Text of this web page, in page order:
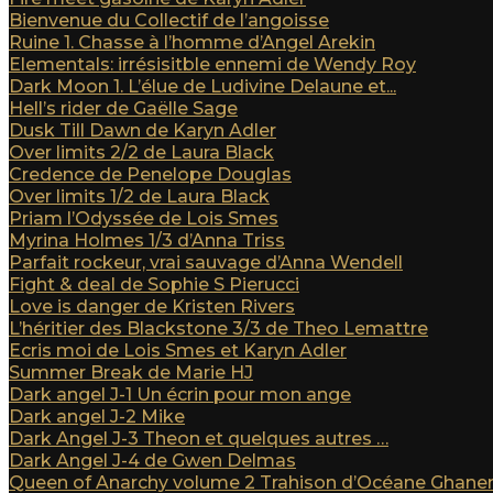
Bienvenue du Collectif de l’angoisse
Ruine 1. Chasse à l’homme d’Angel Arekin
Elementals: irrésisitble ennemi de Wendy Roy
Dark Moon 1. L’élue de Ludivine Delaune et...
Hell’s rider de Gaëlle Sage
Dusk Till Dawn de Karyn Adler
Over limits 2/2 de Laura Black
Credence de Penelope Douglas
Over limits 1/2 de Laura Black
Priam l’Odyssée de Lois Smes
Myrina Holmes 1/3 d’Anna Triss
Parfait rockeur, vrai sauvage d’Anna Wendell
Fight & deal de Sophie S Pierucci
Love is danger de Kristen Rivers
L’héritier des Blackstone 3/3 de Theo Lemattre
Ecris moi de Lois Smes et Karyn Adler
Summer Break de Marie HJ
Dark angel J-1 Un écrin pour mon ange
Dark angel J-2 Mike
Dark Angel J-3 Theon et quelques autres …
Dark Angel J-4 de Gwen Delmas
Queen of Anarchy volume 2 Trahison d’Océane